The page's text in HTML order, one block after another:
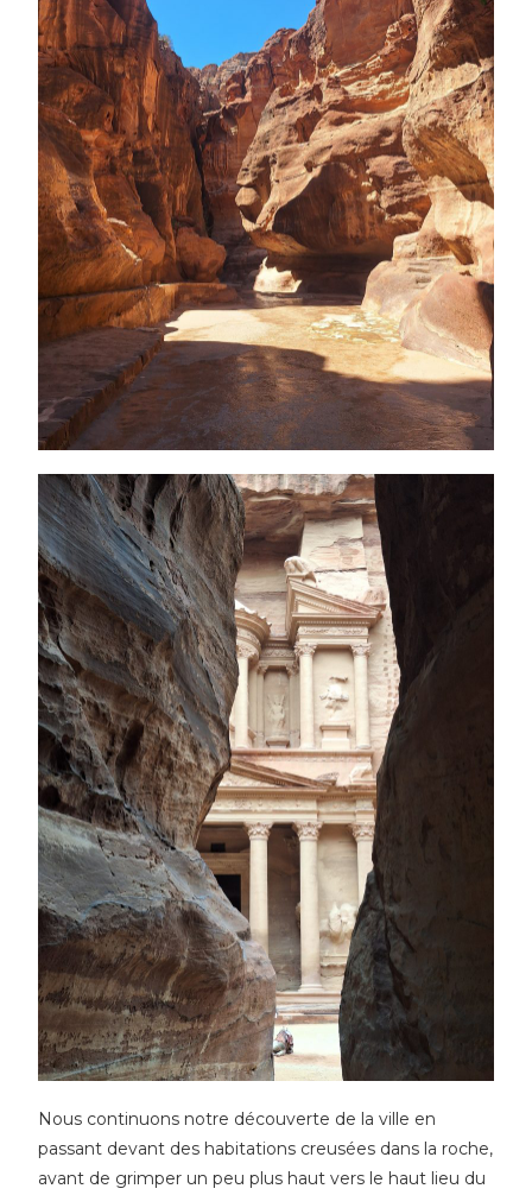
Nous continuons notre découverte de la ville en
passant devant des habitations creusées dans la roche,
avant de grimper un peu plus haut vers le haut lieu du